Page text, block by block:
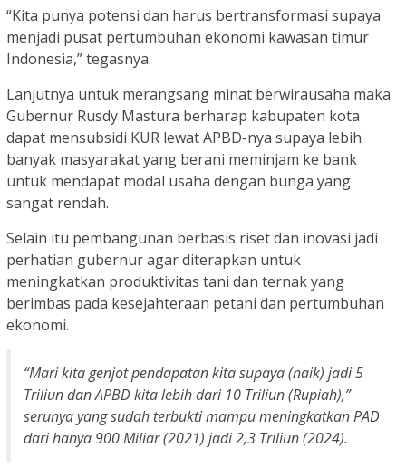
“Kita punya potensi dan harus bertransformasi supaya
menjadi pusat pertumbuhan ekonomi kawasan timur
Indonesia,” tegasnya.
Lanjutnya untuk merangsang minat berwirausaha maka
Gubernur Rusdy Mastura berharap kabupaten kota
dapat mensubsidi KUR lewat APBD-nya supaya lebih
banyak masyarakat yang berani meminjam ke bank
untuk mendapat modal usaha dengan bunga yang
sangat rendah.
Selain itu pembangunan berbasis riset dan inovasi jadi
perhatian gubernur agar diterapkan untuk
meningkatkan produktivitas tani dan ternak yang
berimbas pada kesejahteraan petani dan pertumbuhan
ekonomi.
“Mari kita genjot pendapatan kita supaya (naik) jadi 5
Triliun dan APBD kita lebih dari 10 Triliun (Rupiah),”
serunya yang sudah terbukti mampu meningkatkan PAD
dari hanya 900 Miliar (2021) jadi 2,3 Triliun (2024).